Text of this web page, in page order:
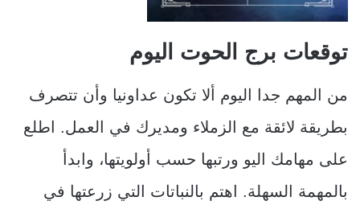
توقعات برج الحوت اليوم
من المهم جدا اليوم ألا تكون عداونيا وأن تتصرف
بطريقة لائقة مع الزملاء ومديرك في العمل. اطلع
على مهامك اليو ورتبها حسب أولويتها، وابدأ
بالمهمة السهلة. اهتم بالنباتات التي زرعتها في